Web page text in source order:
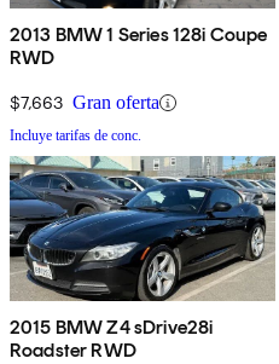
2013 BMW 1 Series 128i Coupe
RWD
$7,663 Gran oferta
Incluye tarifas de conc.
2015 BMW Z4 sDrive28i
Roadster RWD